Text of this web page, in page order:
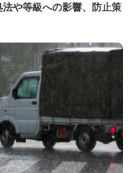
や等級への影響、防止策